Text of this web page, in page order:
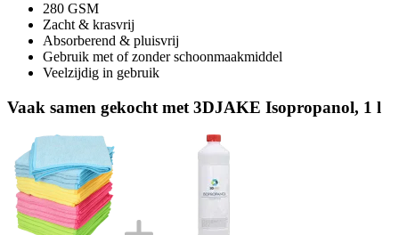
280 GSM
Zacht & krasvrij
Absorberend & pluisvrij
Gebruik met of zonder schoonmaakmiddel
Veelzijdig in gebruik
Vaak samen gekocht met 3DJAKE Isopropanol, 1 l